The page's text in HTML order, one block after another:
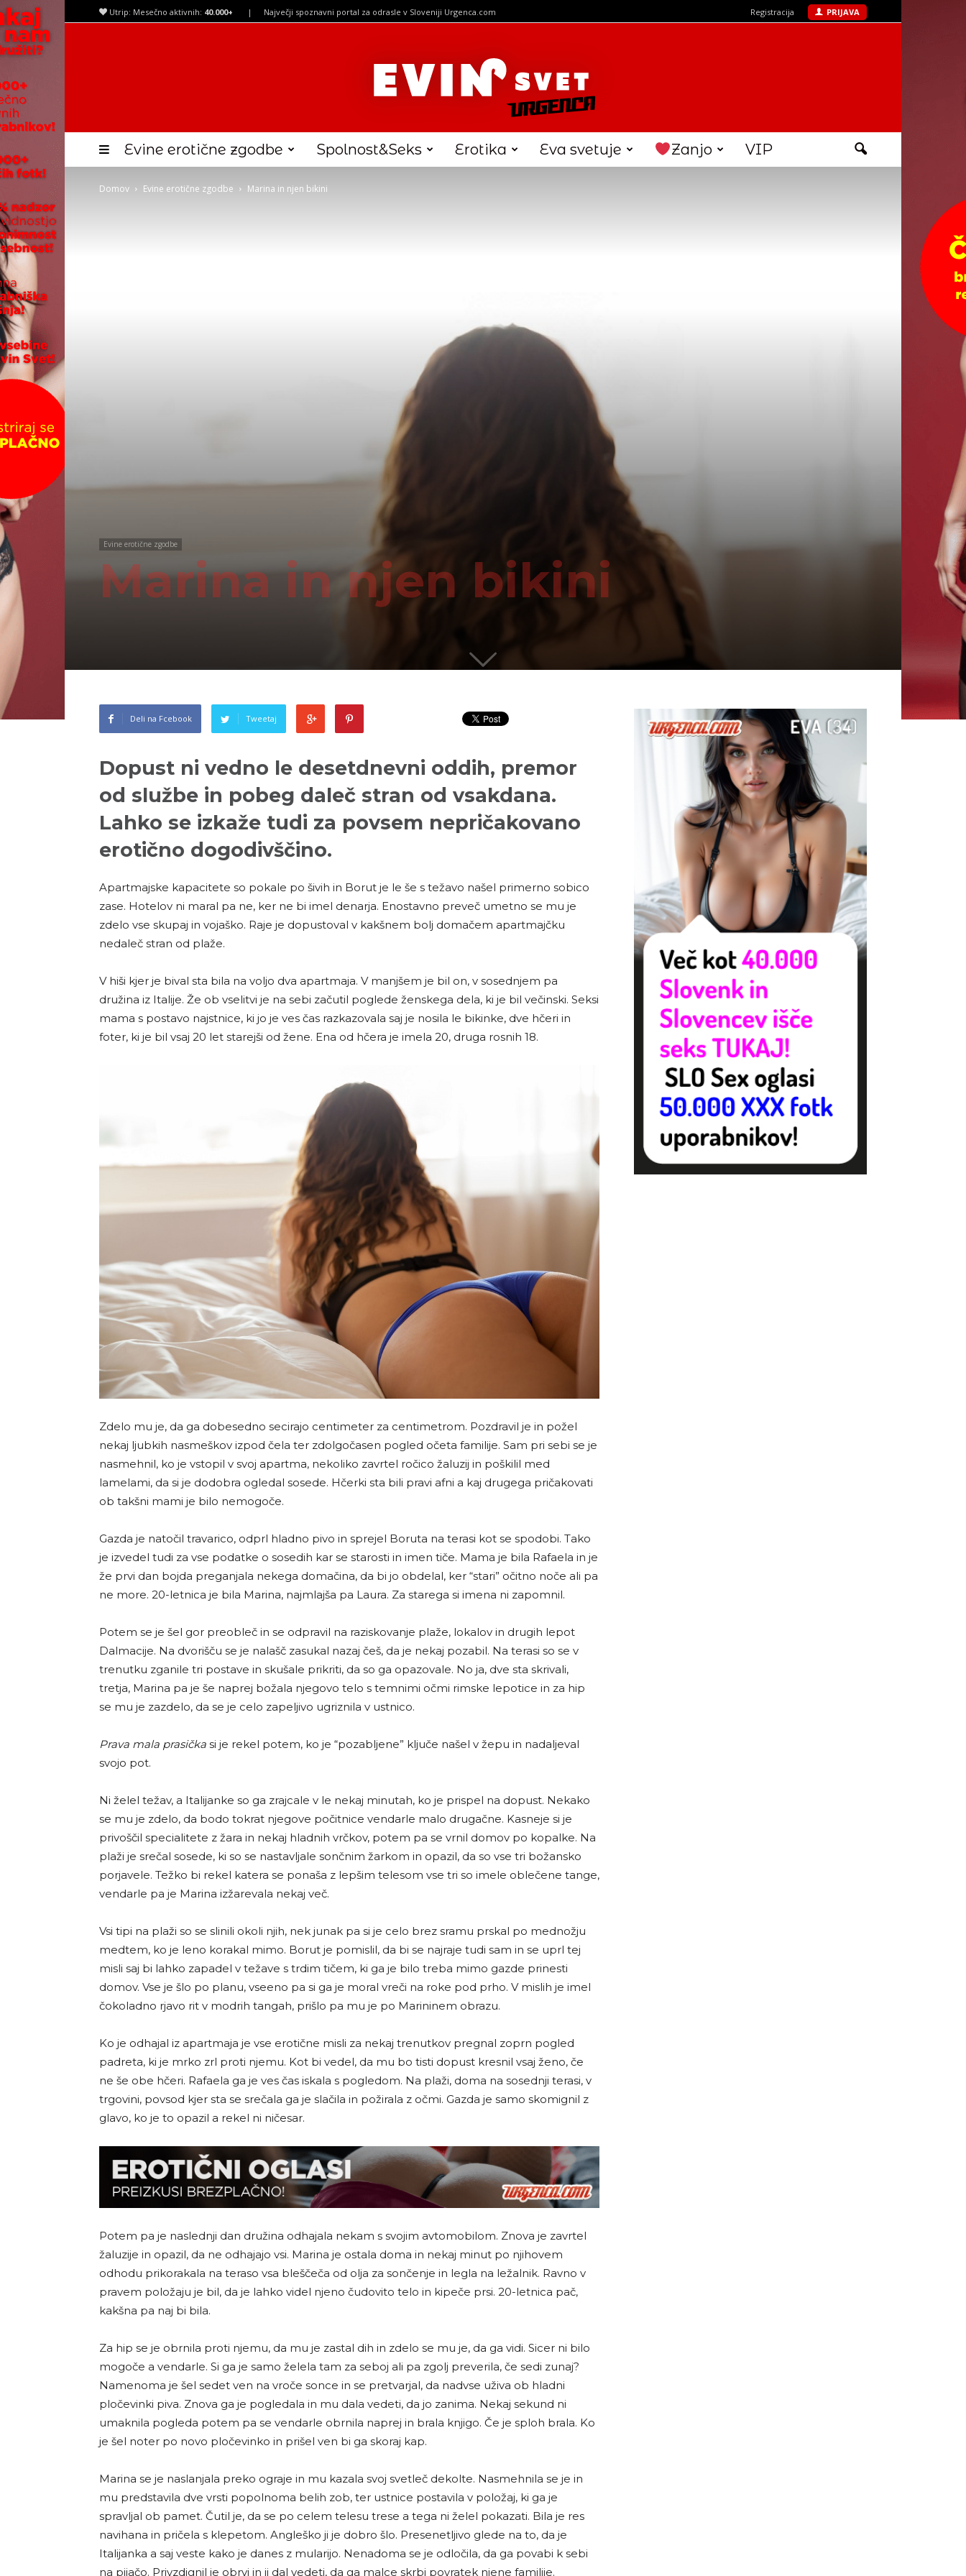
Utrip: Mesečno aktivnih: 40.000+ | Največji spoznavni portal za odrasle v Sloveniji Urgenca.com Registracija PRIJAVA
Evine erotične zgodbe Spolnost&Seks Erotika Eva svetuje Zanjo VIP
Domov Evine erotične zgodbe Marina in njen bikini
Evine erotične zgodbe
Marina in njen bikini
Deli na Fcebook Tweetaj
Dopust ni vedno le desetdnevni oddih, premor
od službe in pobeg daleč stran od vsakdana.
Lahko se izkaže tudi za povsem nepričakovano
erotično dogodivščino.
Apartmajske kapacitete so pokale po šivih in Borut je le še s težavo našel primerno sobico
zase. Hotelov ni maral pa ne, ker ne bi imel denarja. Enostavno preveč umetno se mu je
zdelo vse skupaj in vojaško. Raje je dopustoval v kakšnem bolj domačem apartmajčku
nedaleč stran od plaže.
V hiši kjer je bival sta bila na voljo dva apartmaja. V manjšem je bil on, v sosednjem pa
družina iz Italije. Že ob vselitvi je na sebi začutil poglede ženskega dela, ki je bil večinski. Seksi
mama s postavo najstnice, ki jo je ves čas razkazovala saj je nosila le bikinke, dve hčeri in
foter, ki je bil vsaj 20 let starejši od žene. Ena od hčera je imela 20, druga rosnih 18.
Zdelo mu je, da ga dobesedno secirajo centimeter za centimetrom. Pozdravil je in požel
nekaj ljubkih nasmeškov izpod čela ter zdolgočasen pogled očeta familije. Sam pri sebi se je
nasmehnil, ko je vstopil v svoj apartma, nekoliko zavrtel ročico žaluzij in poškilil med
lamelami, da si je dodobra ogledal sosede. Hčerki sta bili pravi afni a kaj drugega pričakovati
ob takšni mami je bilo nemogoče.
Gazda je natočil travarico, odprl hladno pivo in sprejel Boruta na terasi kot se spodobi. Tako
je izvedel tudi za vse podatke o sosedih kar se starosti in imen tiče. Mama je bila Rafaela in je
že prvi dan bojda preganjala nekega domačina, da bi jo obdelal, ker “stari” očitno noče ali pa
ne more. 20-letnica je bila Marina, najmlajša pa Laura. Za starega si imena ni zapomnil.
Potem se je šel gor preobleč in se odpravil na raziskovanje plaže, lokalov in drugih lepot
Dalmacije. Na dvorišču se je nalašč zasukal nazaj češ, da je nekaj pozabil. Na terasi so se v
trenutku zganile tri postave in skušale prikriti, da so ga opazovale. No ja, dve sta skrivali,
tretja, Marina pa je še naprej božala njegovo telo s temnimi očmi rimske lepotice in za hip
se mu je zazdelo, da se je celo zapeljivo ugriznila v ustnico.
Prava mala prasička si je rekel potem, ko je “pozabljene” ključe našel v žepu in nadaljeval
svojo pot.
Ni želel težav, a Italijanke so ga zrajcale v le nekaj minutah, ko je prispel na dopust. Nekako
se mu je zdelo, da bodo tokrat njegove počitnice vendarle malo drugačne. Kasneje si je
privoščil specialitete z žara in nekaj hladnih vrčkov, potem pa se vrnil domov po kopalke. Na
plaži je srečal sosede, ki so se nastavljale sončnim žarkom in opazil, da so vse tri božansko
porjavele. Težko bi rekel katera se ponaša z lepšim telesom vse tri so imele oblečene tange,
vendarle pa je Marina izžarevala nekaj več.
Vsi tipi na plaži so se slinili okoli njih, nek junak pa si je celo brez sramu prskal po mednožju
medtem, ko je leno korakal mimo. Borut je pomislil, da bi se najraje tudi sam in se uprl tej
misli saj bi lahko zapadel v težave s trdim tičem, ki ga je bilo treba mimo gazde prinesti
domov. Vse je šlo po planu, vseeno pa si ga je moral vreči na roke pod prho. V mislih je imel
čokoladno rjavo rit v modrih tangah, prišlo pa mu je po Marininem obrazu.
Ko je odhajal iz apartmaja je vse erotične misli za nekaj trenutkov pregnal zoprn pogled
padreta, ki je mrko zrl proti njemu. Kot bi vedel, da mu bo tisti dopust kresnil vsaj ženo, če
ne še obe hčeri. Rafaela ga je ves čas iskala s pogledom. Na plaži, doma na sosednji terasi, v
trgovini, povsod kjer sta se srečala ga je slačila in požirala z očmi. Gazda je samo skomignil z
glavo, ko je to opazil a rekel ni ničesar.
Potem pa je naslednji dan družina odhajala nekam s svojim avtomobilom. Znova je zavrtel
žaluzije in opazil, da ne odhajajo vsi. Marina je ostala doma in nekaj minut po njihovem
odhodu prikorakala na teraso vsa bleščeča od olja za sončenje in legla na ležalnik. Ravno v
pravem položaju je bil, da je lahko videl njeno čudovito telo in kipeče prsi. 20-letnica pač,
kakšna pa naj bi bila.
Za hip se je obrnila proti njemu, da mu je zastal dih in zdelo se mu je, da ga vidi. Sicer ni bilo
mogoče a vendarle. Si ga je samo želela tam za seboj ali pa zgolj preverila, če sedi zunaj?
Namenoma je šel sedet ven na vroče sonce in se pretvarjal, da nadvse uživa ob hladni
pločevinki piva. Znova ga je pogledala in mu dala vedeti, da jo zanima. Nekaj sekund ni
umaknila pogleda potem pa se vendarle obrnila naprej in brala knjigo. Če je sploh brala. Ko
je šel noter po novo pločevinko in prišel ven bi ga skoraj kap.
Marina se je naslanjala preko ograje in mu kazala svoj svetleč dekolte. Nasmehnila se je in
mu predstavila dve vrsti popolnoma belih zob, ter ustnice postavila v položaj, ki ga je
spravljal ob pamet. Čutil je, da se po celem telesu trese a tega ni želel pokazati. Bila je res
navihana in pričela s klepetom. Angleško ji je dobro šlo. Presenetljivo glede na to, da je
Italijanka a saj veste kako je danes z mularijo. Nenadoma se je odločila, da ga povabi k sebi
na pijačo. Privzdignil je obrvi in ji dal vedeti, da ga malce skrbi povratek njene familije.